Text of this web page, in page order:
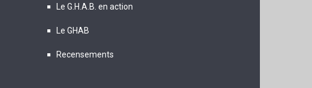
Le G.H.A.B. en action
Le GHAB
Recensements